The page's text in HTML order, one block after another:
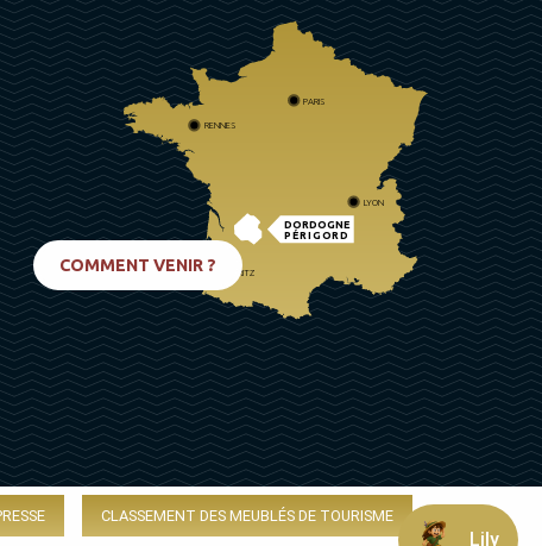
DORDOGNE
PÉRIGORD
PARIS
RENNES
LYON
BIARRITZ
COMMENT VENIR ?
CLASSEMENT DES MEUBLÉS DE TOURISME
Lily